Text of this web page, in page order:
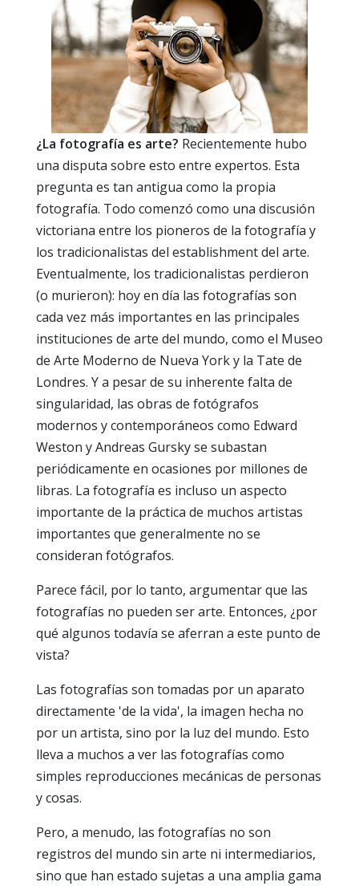
¿La fotografía es arte? Recientemente hubo
una disputa sobre esto entre expertos. Esta
pregunta es tan antigua como la propia
fotografía. Todo comenzó como una discusión
victoriana entre los pioneros de la fotografía y
los tradicionalistas del establishment del arte.
Eventualmente, los tradicionalistas perdieron
(o murieron): hoy en día las fotografías son
cada vez más importantes en las principales
instituciones de arte del mundo, como el Museo
de Arte Moderno de Nueva York y la Tate de
Londres. Y a pesar de su inherente falta de
singularidad, las obras de fotógrafos
modernos y contemporáneos como Edward
Weston y Andreas Gursky se subastan
periódicamente en ocasiones por millones de
libras. La fotografía es incluso un aspecto
importante de la práctica de muchos artistas
importantes que generalmente no se
consideran fotógrafos.
Parece fácil, por lo tanto, argumentar que las
fotografías no pueden ser arte. Entonces, ¿por
qué algunos todavía se aferran a este punto de
vista?
Las fotografías son tomadas por un aparato
directamente 'de la vida', la imagen hecha no
por un artista, sino por la luz del mundo. Esto
lleva a muchos a ver las fotografías como
simples reproducciones mecánicas de personas
y cosas.
Pero, a menudo, las fotografías no son
registros del mundo sin arte ni intermediarios,
sino que han estado sujetas a una amplia gama